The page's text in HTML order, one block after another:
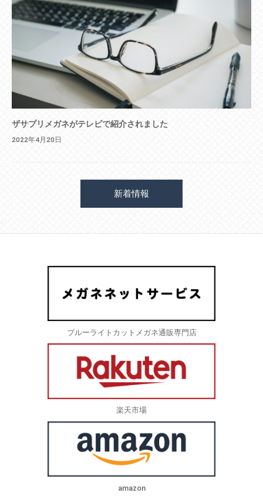
ザサプリメガネがテレビで紹介されました
2022年4月20日
新着情報
ブルーライトカットメガネ通販専門店
楽天市場
amazon